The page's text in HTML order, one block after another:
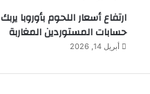
ارتفاع أسعار اللحوم بأوروبا يربك
حسابات المستوردين المغاربة
أبريل 14, 2026